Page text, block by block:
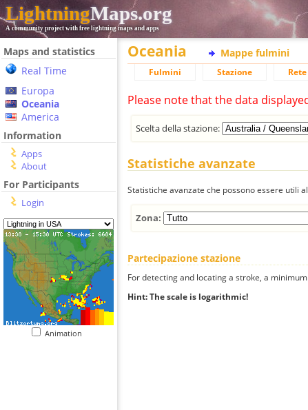
LightningMaps.org
A community project with free lightning maps and apps
Maps and statistics
Real Time
Europa
Oceania
America
Information
Apps
About
For Participants
Login
Animation
Oceania Mappe fulmini
Fulmini Stazione
Please note that the data
Scelta della stazione:
Statistiche avanzate
Statistiche avanzate che possono essere utili
Zona:
Partecipazione stazione
For detecting and locating a stroke, a
Hint: The scale is logarithmic!